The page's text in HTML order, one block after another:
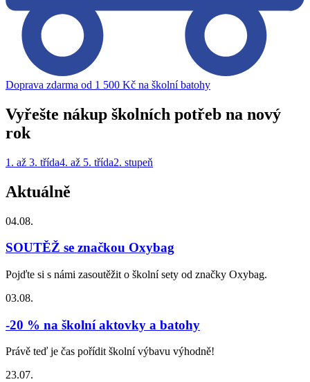
Doprava zdarma od 1 500 Kč na školní batohy
Vyřešte nákup školních potřeb na nový
rok
1. až 3. třída4. až 5. třída2. stupeň
Aktuálně
04.08.
SOUTĚŽ se značkou Oxybag
Pojďte si s námi zasoutěžit o školní sety od značky Oxybag.
03.08.
-20 % na školní aktovky a batohy
Právě teď je čas pořídit školní výbavu výhodně!
23.07.